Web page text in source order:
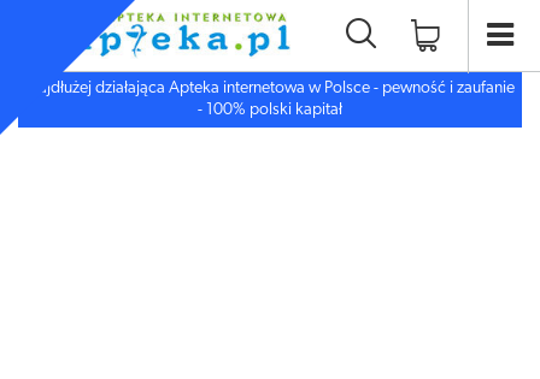
Najdłużej działająca Apteka internetowa w Polsce - pewność i zaufanie
- 100% polski kapitał